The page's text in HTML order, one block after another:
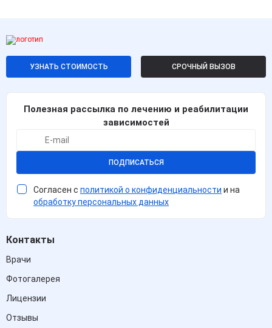
УЗНАТЬ СТОИМОСТЬ СРОЧНЫЙ ВЫЗОВ
Полезная рассылка по лечению и реабилитации
зависимостей
ПОДПИСАТЬСЯ
Согласен с политикой о конфиденциальности и на
обработку персональных данных
Контакты
Врачи
Фотогалерея
Лицензии
Отзывы